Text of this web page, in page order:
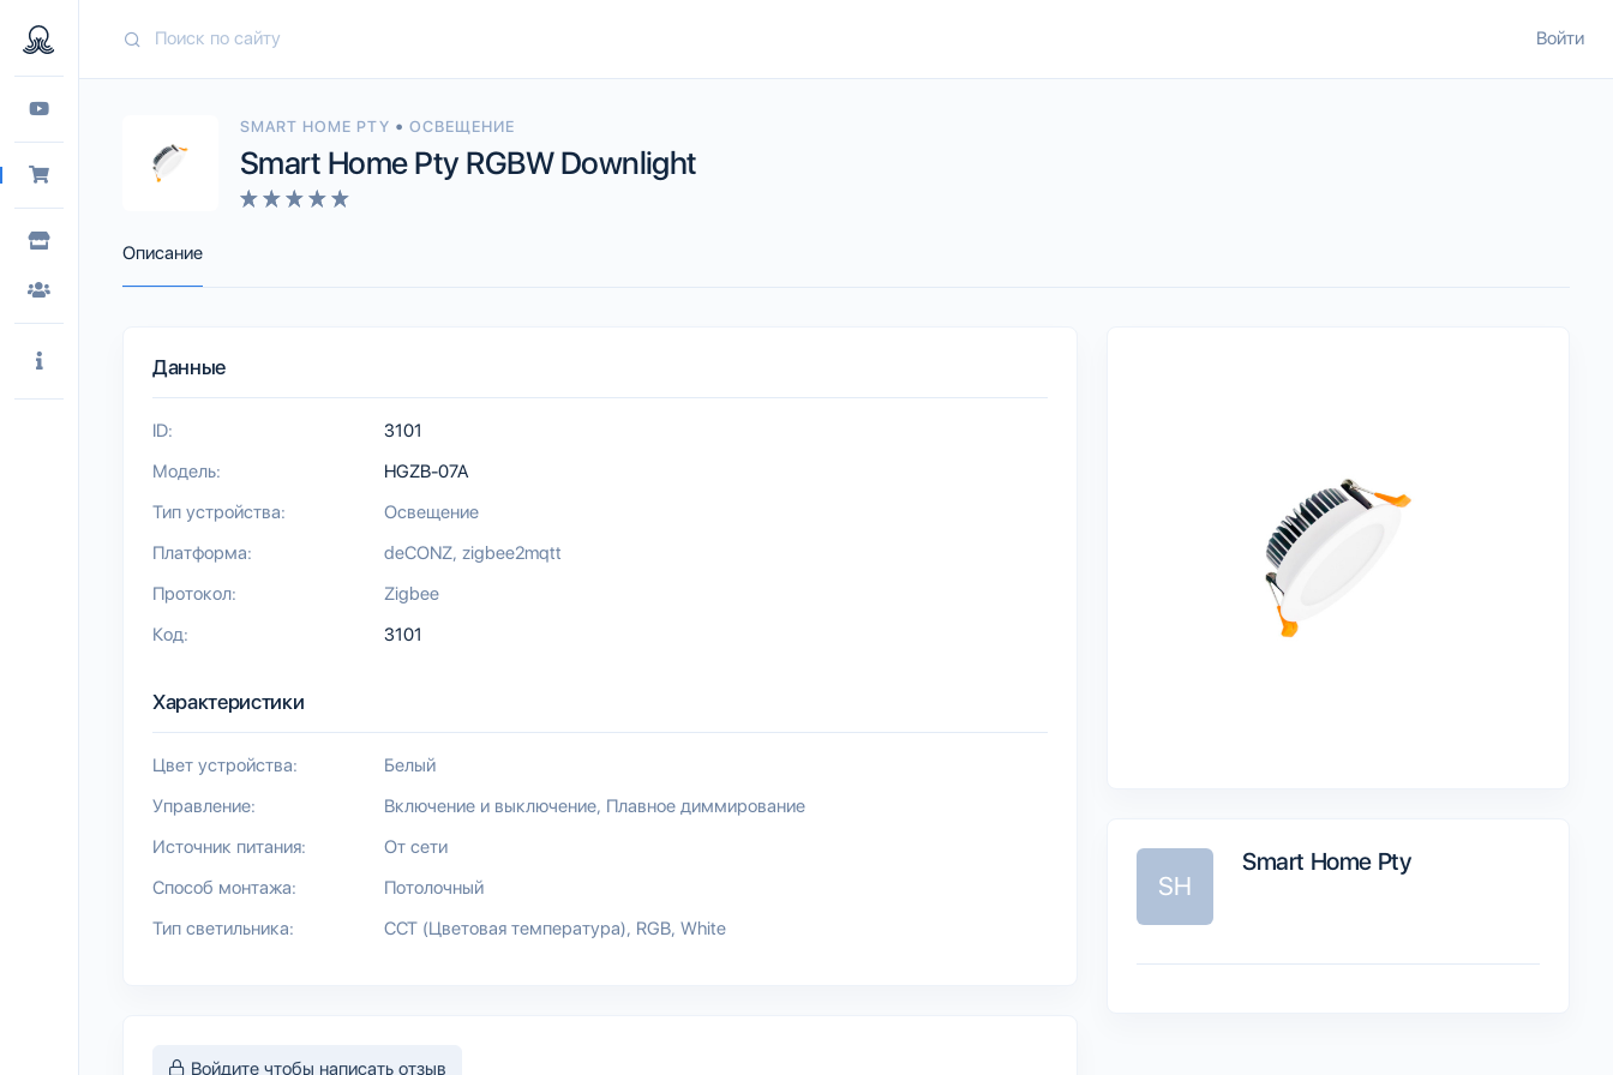
Войти
SMART HOME PTY • ОСВЕЩЕНИЕ
Smart Home Pty RGBW Downlight
Описание
Данные
ID:
3101
Модель:
HGZB-07A
Тип устройства:
Освещение
Платформа:
deCONZ zigbee2mqtt
Протокол:
Zigbee
Код:
3101
Характеристики
Цвет устройства:
Белый
Управление:
Включение и выключение Плавное диммирование
Источник питания:
От сети
Способ монтажа:
Потолочный
Тип светильника:
CCT (Цветовая температура) RGB White
Войдите чтобы написать отзыв
SH
Smart Home Pty